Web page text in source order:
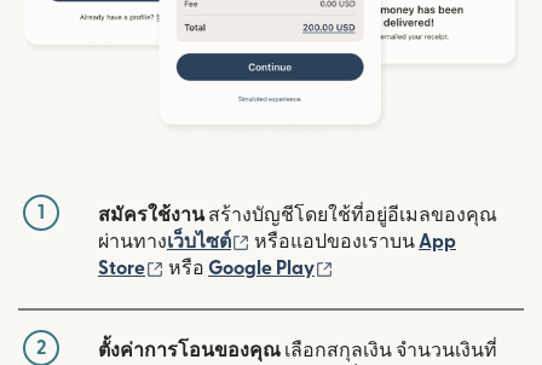
1 สมัครใช้งานสร้างบัญชีโดยใช้ที่อยู่อีเมลของคุณ
ผ่านทางเว็บไซต์ (เปิดในหน้าต่างใหม่)
หรือแอปของเราบน App
Store
(เปิดในหน้าต่างใหม่)
หรือ Google Play
2 ตั้งค่าการโอนของคุณ เลือกสกุลเงิน จำนวนเงินที่